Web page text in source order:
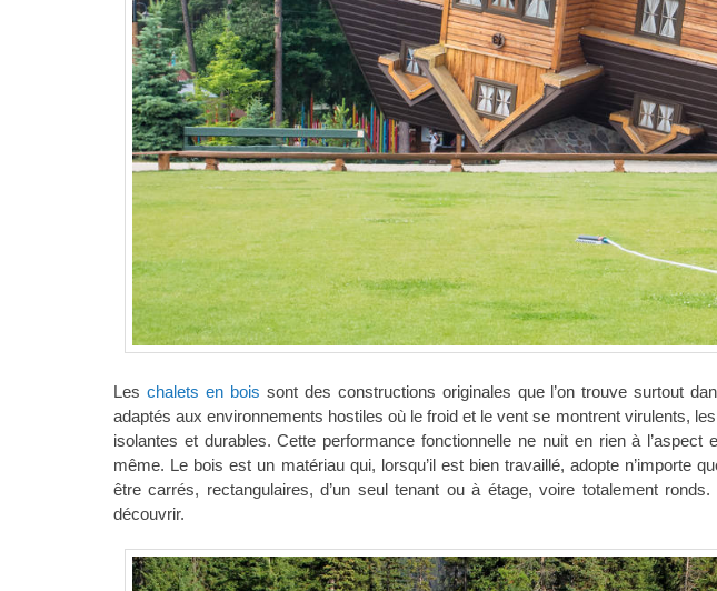
Les chalets en bois sont des constructions originales que l’on trouve surtout
adaptés aux environnements hostiles où le froid et le vent se montrent virulents,
isolantes et durables. Cette performance fonctionnelle ne nuit en rien à
même. Le bois est un matériau qui, lorsqu’il est bien travaillé, adopte n’importe
être carrés, rectangulaires, d’un seul tenant ou à étage, voire totalement
découvrir.